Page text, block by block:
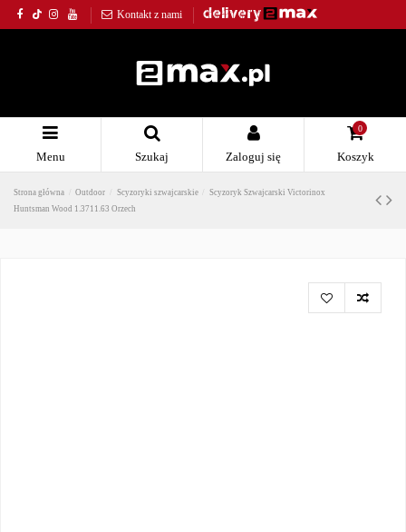
Kontakt z nami
Menu Szukaj Zaloguj się
0
Koszyk
Strona główna Outdoor Scyzoryki szwajcarskie
Scyzoryk Szwajcarski Victorinox
Huntsman Wood 1.3711.63 Orzech